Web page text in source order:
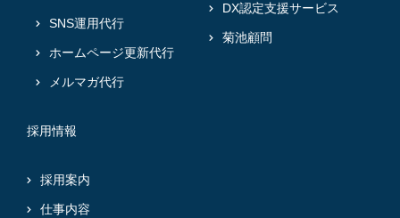
SNS運用代行
ホームページ更新代行
メルマガ代行
DX認定支援サービス
菊池顧問
採用情報
採用案内
仕事内容